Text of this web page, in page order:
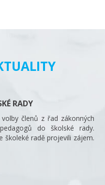
RADY
členů z řad zákonných
do školské rady.
školeké radě projevili zájem.